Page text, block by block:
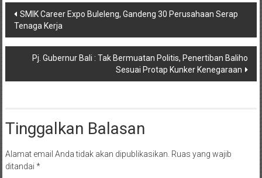
Navigasi
pos
SMIK Career Expo Buleleng, Gandeng 30 Perusahaan Serap
Tenaga Kerja
Pj. Gubernur Bali : Tak Bermuatan Politis, Penertiban Baliho
Sesuai Protap Kunker Kenegaraan
Tinggalkan Balasan
Alamat email Anda tidak akan dipublikasikan. Ruas yang wajib
ditandai *